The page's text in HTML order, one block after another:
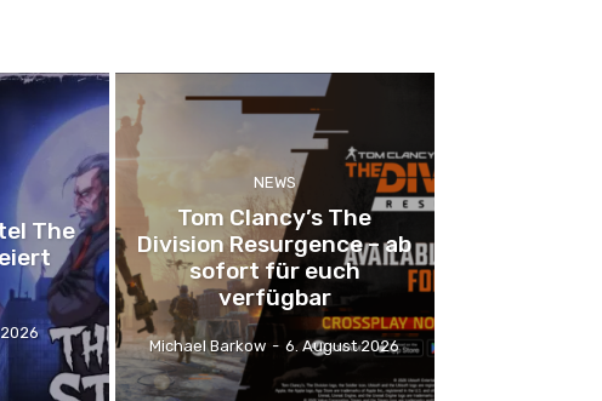
The
NEWS
Tom Clancy’s The
Division Resurgence – ab
sofort für euch
verfügbar
Michael Barkow - 6. August 2026